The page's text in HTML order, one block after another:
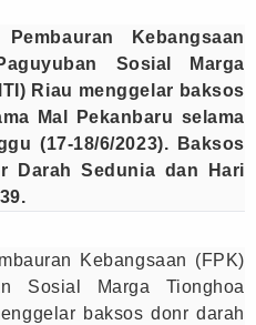
Kebangsaan
Sosial Marga
Riau menggelar baksos
Mal Pekanbaru selama
(17-18/6/2023). Baksos
Darah Sedunia dan Hari
Kebangsaan (FPK)
Sosial Marga Tionghoa
baksos donr darah